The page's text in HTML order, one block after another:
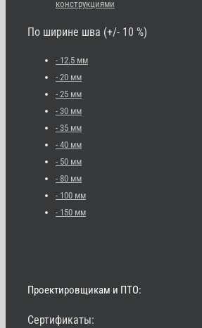
конструкциями
По ширине шва (+/- 10 %)
- 12.5 мм
- 20 мм
- 25 мм
- 30 мм
- 35 мм
- 40 мм
- 50 мм
- 80 мм
- 100 мм
- 150 мм
Проектировщикам и ПТО:
Сертификаты: